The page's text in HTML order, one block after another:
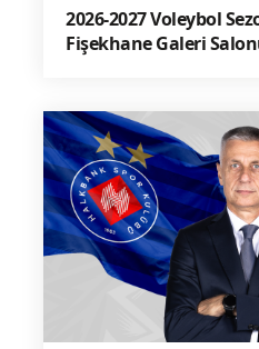
2026-2027 Voleybol
Fişekhane Galeri